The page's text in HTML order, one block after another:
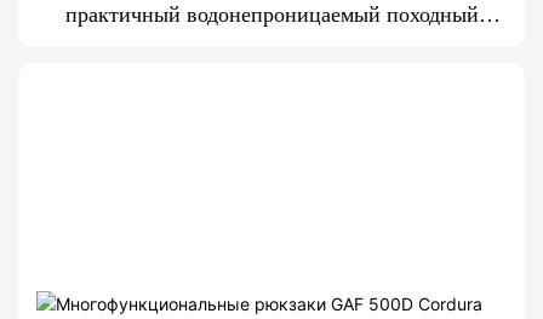
практичный водонепроницаемый походный